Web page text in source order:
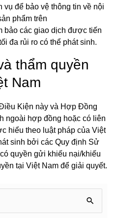
để bảo vệ thông tin về nội
phẩm trên
bảo các giao dịch được tiến
đa rủi ro có thể phát sinh.
thẩm quyền
Nam
Kiện này và Hợp Đồng
ngoài hợp đồng hoặc có liên
hiểu theo luật pháp của Việt
sinh bởi các Quy định Sử
quyền gửi khiếu nại/khiếu
tại Việt Nam để giải quyết.